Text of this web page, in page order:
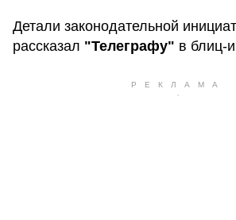
Детали законодательной
рассказал "Телеграфу" в блиц-